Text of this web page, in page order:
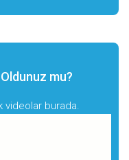
mu?
videolar burada.